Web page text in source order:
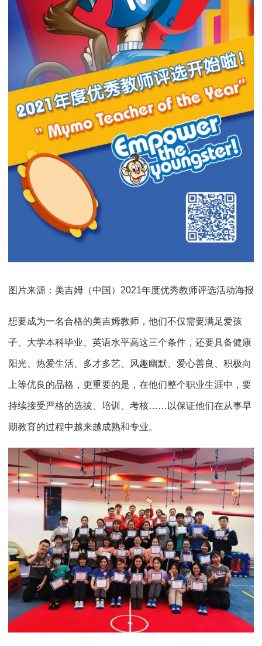
图片来源：美吉姆（中国）2021年度优秀教师评选活动海报
想要成为一名合格的美吉姆教师，他们不仅需要满足爱孩
子、大学本科毕业、英语水平高这三个条件，还要具备健康
阳光、热爱生活、多才多艺、风趣幽默、爱心善良、积极向
上等优良的品格，更重要的是，在他们整个职业生涯中，要
持续接受严格的选拔、培训、考核……以保证他们在从事早
期教育的过程中越来越成熟和专业。